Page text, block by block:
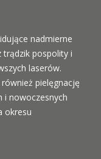
nadmierne
trądzik pospolity i
laserów.
pielęgnację
i nowoczesnych
okresu